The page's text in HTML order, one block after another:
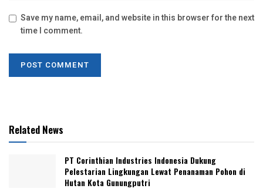
Save my name, email, and website in this browser for the next
time I comment.
Related News
PT Corinthian Industries Indonesia Dukung
Pelestarian Lingkungan Lewat Penanaman Pohon di
Hutan Kota Gunungputri